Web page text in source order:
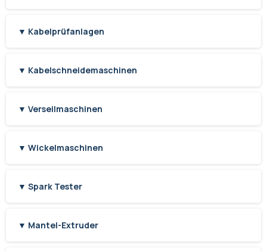
▼ Kabelprüfanlagen
▼ Kabelschneidemaschinen
▼ Verseilmaschinen
▼ Wickelmaschinen
▼ Spark Tester
▼ Mantel-Extruder